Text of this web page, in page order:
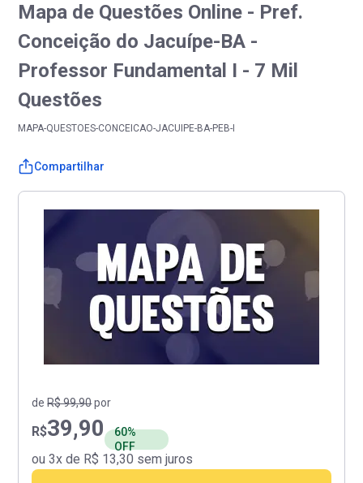
Mapa de Questões Online - Pref.
Conceição do Jacuípe-BA -
Professor Fundamental I - 7 Mil
Questões
MAPA-QUESTOES-CONCEICAO-JACUIPE-BA-PEB-I
Compartilhar
deR$ 99,90por
R$39,90
60%
OFF
ou 3x de R$ 13,30 sem juros